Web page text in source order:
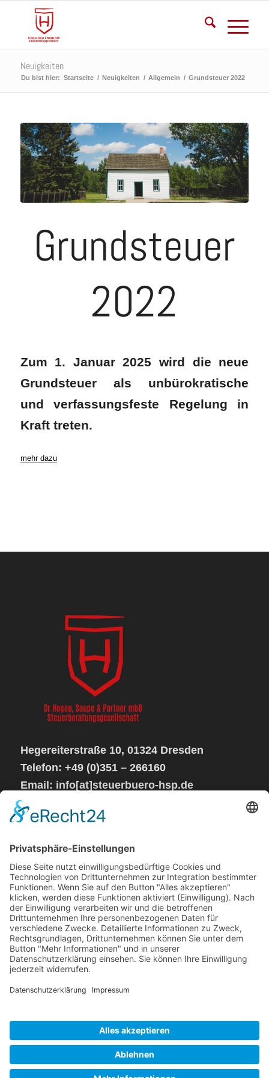
Neuigkeiten
Du bist hier: Startseite / Neuigkeiten / Allgemein / Grundsteuer 2022
Grundsteuer
2022
Zum 1. Januar 2025 wird die neue
Grundsteuer als unbürokratische
und verfassungsfeste Regelung in
Kraft treten.
mehr dazu
Hegereiterstraße 10, 01324 Dresden
Telefon: +49 (0)351 – 266160
Email: info[at]steuerbuero-hsp.de
Sprechzeiten:
Mo – Do von 08 – 17 Uhr
Steuerkanzlei
Impressum
Datenschutzerklärung